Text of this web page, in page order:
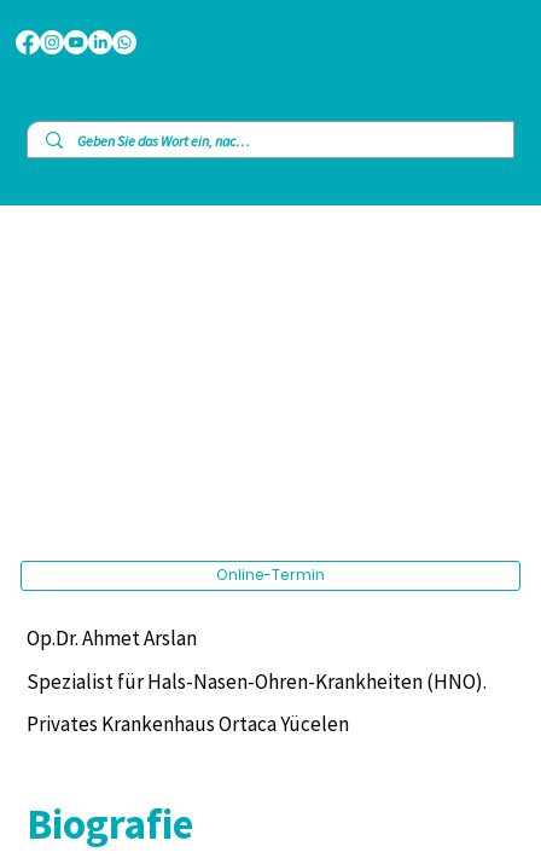
Op.Dr. Ahmet Arslan
Spezialist für Hals-Nasen-Ohren-Krankheiten (HNO).
Privates Krankenhaus Ortaca Yücelen
Biografie
Online-Termin